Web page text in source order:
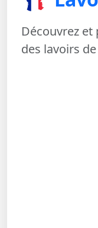
Découvrez
des lavoirs